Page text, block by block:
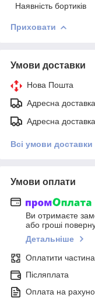
Наявність бортиків
Приховати
Умови доставки
Нова Пошта
Адресна
Адресна
Всі умови доставки
Умови оплати
Ви отримаєте
або гроші
Детальніше
Оплатити
Післяплата
Оплата на